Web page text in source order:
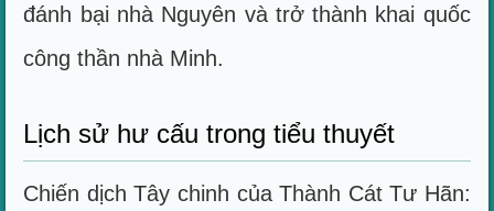
đánh bại nhà Nguyên và trở thành khai quốc
công thần nhà Minh.
Lịch sử hư cấu trong tiểu thuyết
Chiến dịch Tây chinh của Thành Cát Tư Hãn: